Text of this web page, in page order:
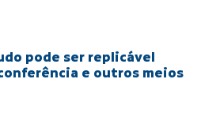
pode ser replicável
e outros meios